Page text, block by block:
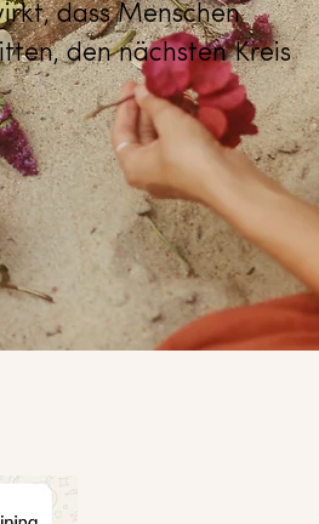
dass Menschen
den nächsten Kreis